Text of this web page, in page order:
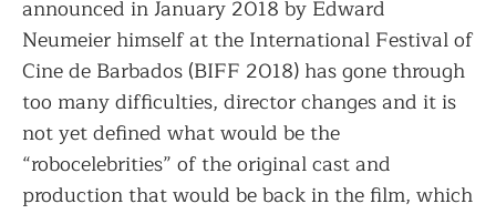
announced in January 2018 by Edward
Neumeier himself at the International Festival of
Cine de Barbados (BIFF 2018) has gone through
too many difficulties, director changes and it is
not yet defined what would be the
“robocelebrities” of the original cast and
production that would be back in the film, which